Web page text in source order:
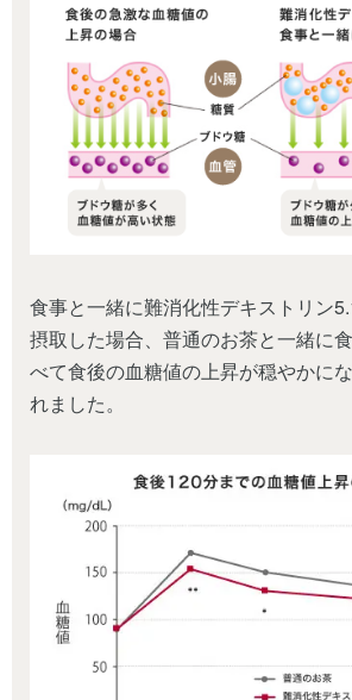
食事と一緒に難消化性デキストリン
摂取した場合、普通のお茶と一緒に
べて食後の血糖値の上昇が穏やかに
れました。